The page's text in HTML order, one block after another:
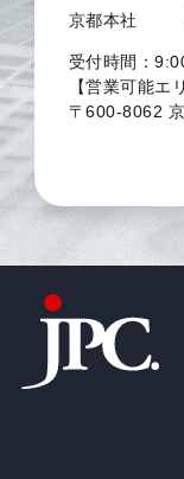
京都本社
受付時間：
【営業可能エ
〒600-8062